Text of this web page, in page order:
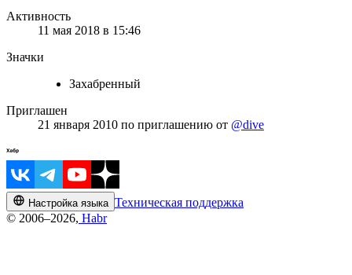
Активность
11 мая 2018 в 15:46
Значки
Захабренный
Приглашен
21 января 2010 по приглашению от @dive
Настройка языка Техническая поддержка
© 2006–2026, Habr